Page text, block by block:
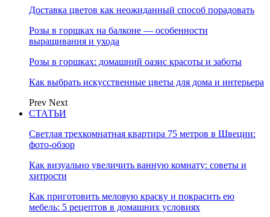
Доставка цветов как неожиданный способ порадовать
Розы в горшках на балконе — особенности
выращивания и ухода
Розы в горшках: домашний оазис красоты и заботы
Как выбрать искусственные цветы для дома и интерьера
Prev Next
СТАТЬИ
Светлая трехкомнатная квартира 75 метров в Швеции:
фото-обзор
Как визуально увеличить ванную комнату: советы и
хитрости
Как приготовить меловую краску и покрасить ею
мебель: 5 рецептов в домашних условиях